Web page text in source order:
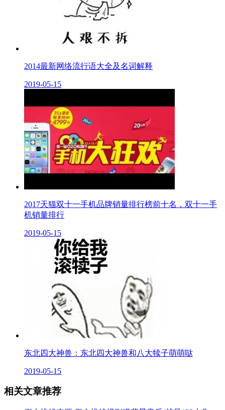
2014最新网络流行语大全及名词解释
2019-05-15
2017天猫双十一手机品牌销量排行榜前十名，双十一手
机销量排行
2019-05-15
东北四大神兽：东北四大神兽和八大犊子萌萌哒
2019-05-15
相关文章推荐